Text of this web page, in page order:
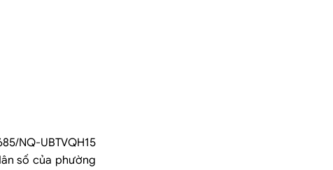
NQ-UBTVQH15
số của phường